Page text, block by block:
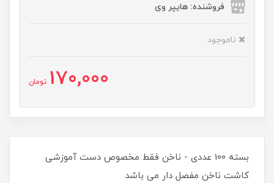
فروشنده: هایپر وی
ناموجود
170,000 تومان
بسته 100 عددی - ناخن فقط مخصوص دست آموزشی
کاشت ناخن مفصل دار می باشد